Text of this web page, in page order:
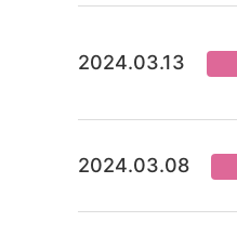
2024.03.13
2024.03.08